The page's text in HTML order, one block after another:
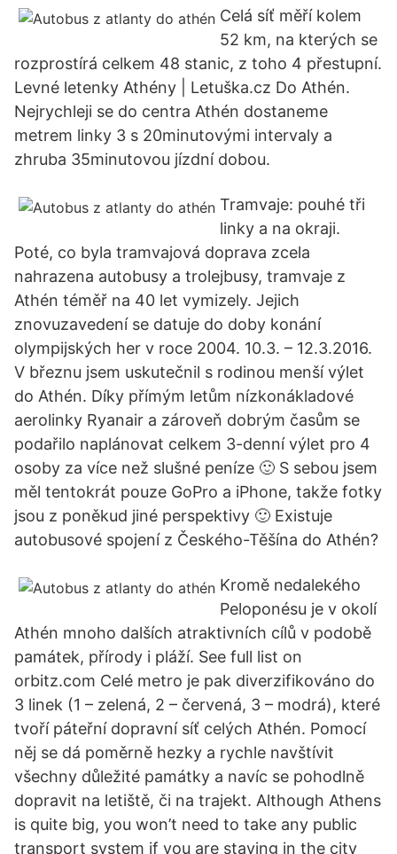
Celá síť měří kolem
52 km, na kterých se
rozprostírá celkem 48 stanic, z toho 4 přestupní.
Levné letenky Athény | Letuška.cz Do Athén.
Nejrychleji se do centra Athén dostaneme
metrem linky 3 s 20minutovými intervaly a
zhruba 35minutovou jízdní dobou.
Tramvaje: pouhé tři
linky a na okraji.
Poté, co byla tramvajová doprava zcela
nahrazena autobusy a trolejbusy, tramvaje z
Athén téměř na 40 let vymizely. Jejich
znovuzavedení se datuje do doby konání
olympijských her v roce 2004. 10.3. – 12.3.2016.
V březnu jsem uskutečnil s rodinou menší výlet
do Athén. Díky přímým letům nízkonákladové
aerolinky Ryanair a zároveň dobrým časům se
podařilo naplánovat celkem 3-denní výlet pro 4
osoby za více než slušné peníze 🙂 S sebou jsem
měl tentokrát pouze GoPro a iPhone, takže fotky
jsou z poněkud jiné perspektivy 🙂 Existuje
autobusové spojení z Českého-Těšína do Athén?
Kromě nedalekého
Peloponésu je v okolí
Athén mnoho dalších atraktivních cílů v podobě
památek, přírody i pláží. See full list on
orbitz.com Celé metro je pak diverzifikováno do
3 linek (1 – zelená, 2 – červená, 3 – modrá), které
tvoří páteřní dopravní síť celých Athén. Pomocí
něj se dá poměrně hezky a rychle navštívit
všechny důležité památky a navíc se pohodlně
dopravit na letiště, či na trajekt. Although Athens
is quite big, you won’t need to take any public
transport system if you are staying in the city